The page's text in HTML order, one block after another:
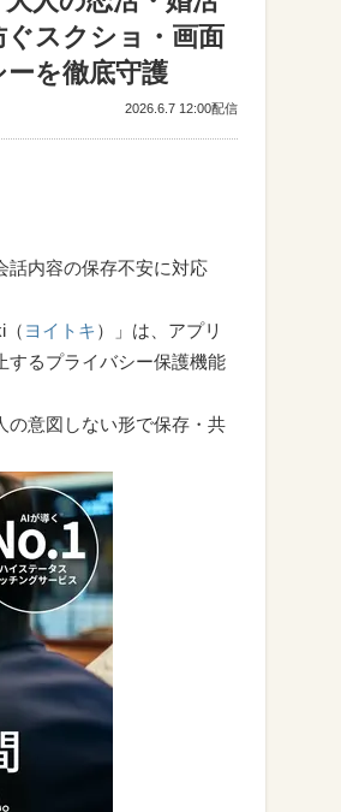
スクショ・画面
を徹底守護
2026.6.7 12:00配信
話内容の保存不安に対応
（ ヨイトキ ）」は、アプリ
するプライバシー保護機能
の意図しない形で保存・共